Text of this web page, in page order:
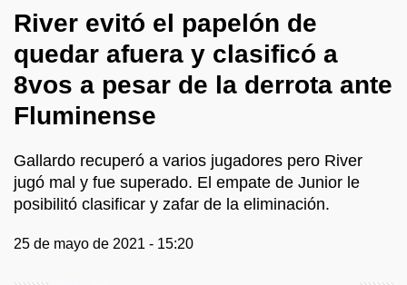
River evitó el papelón de
quedar afuera y clasificó a
8vos a pesar de la derrota ante
Fluminense
Gallardo recuperó a varios jugadores pero River
jugó mal y fue superado. El empate de Junior le
posibilitó clasificar y zafar de la eliminación.
25 de mayo de 2021 - 15:20